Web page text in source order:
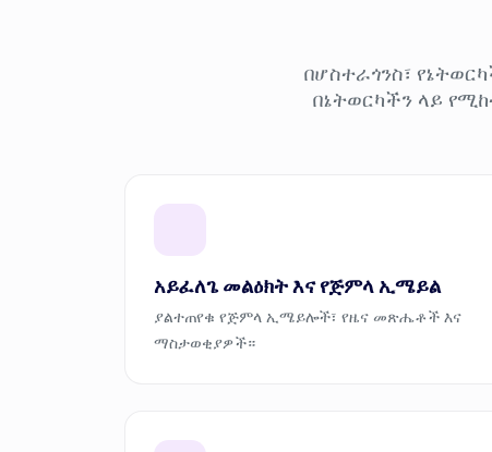
በሆስተራጎንስ፣
በኔትወርካችን ላይ
አይፈለጌ መልዕክት እና የጅምላ ኢሜይል
ያልተጠየቁ የጅምላ ኢሜይሎች፣ የዜና መጽሔቶች እና
ማስታወቂያዎች።